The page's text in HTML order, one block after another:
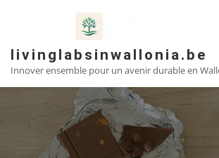
livinglabsinwallonia.be
Innover ensemble pour un avenir durable en